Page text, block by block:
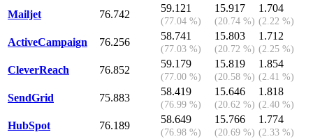
Mailjet 76.742
59.121
(77.04 %)
15.917
(20.74 %)
1.704
(2.22 %)
ActiveCampaign 76.256
58.741
(77.03 %)
15.803
(20.72 %)
1.712
(2.25 %)
CleverReach 76.852
59.179
(77.00 %)
15.819
(20.58 %)
1.854
(2.41 %)
SendGrid 75.883
58.419
(76.99 %)
15.646
(20.62 %)
1.818
(2.40 %)
HubSpot 76.189
58.649
(76.98 %)
15.766
(20.69 %)
1.774
(2.33 %)